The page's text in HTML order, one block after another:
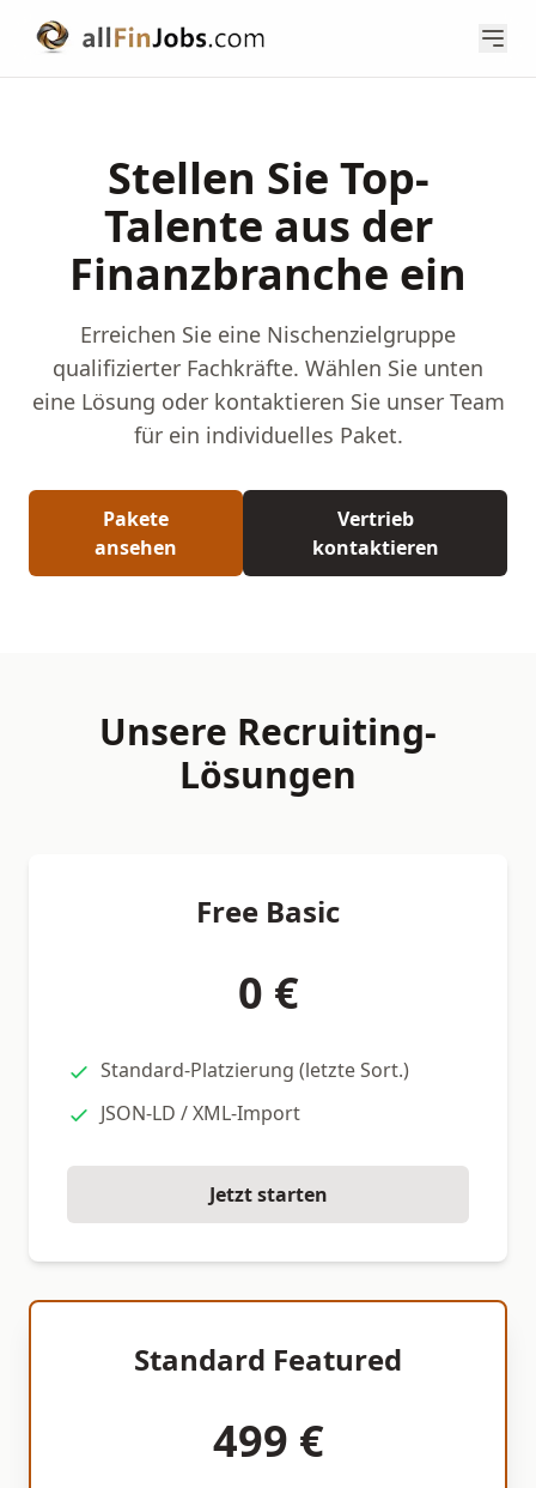
Stellen Sie Top-
Talente aus der
Finanzbranche ein
Erreichen Sie eine Nischenzielgruppe
qualifizierter Fachkräfte. Wählen Sie unten
eine Lösung oder kontaktieren Sie unser Team
für ein individuelles Paket.
Pakete
ansehen
Vertrieb
kontaktieren
Unsere Recruiting-
Lösungen
Free Basic
0 €
Standard-Platzierung (letzte Sort.)
JSON-LD / XML-Import
Jetzt starten
Standard Featured
499 €